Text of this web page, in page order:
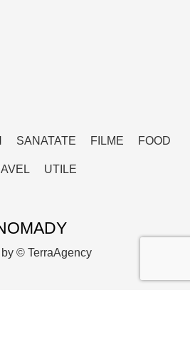
SANATATE FILME FOOD
UTILE
by © TerraAgency